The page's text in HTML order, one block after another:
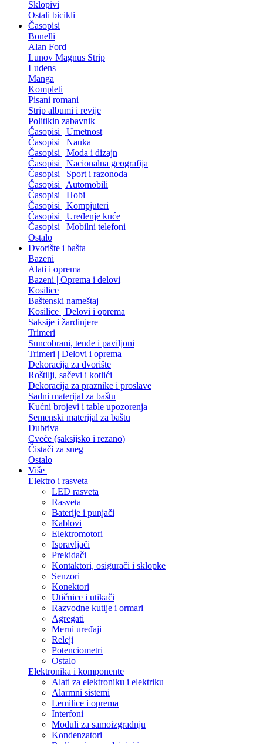
Sklopivi
Ostali bicikli
Časopisi
Bonelli
Alan Ford
Lunov Magnus Strip
Ludens
Manga
Kompleti
Pisani romani
Strip albumi i revije
Politikin zabavnik
Časopisi | Umetnost
Časopisi | Nauka
Časopisi | Moda i dizajn
Časopisi | Nacionalna geografija
Časopisi | Sport i razonoda
Časopisi | Automobili
Časopisi | Hobi
Časopisi | Kompjuteri
Časopisi | Uređenje kuće
Časopisi | Mobilni telefoni
Ostalo
Dvorište i bašta
Bazeni
Alati i oprema
Bazeni | Oprema i delovi
Kosilice
Baštenski nameštaj
Kosilice | Delovi i oprema
Saksije i žardinjere
Trimeri
Suncobrani, tende i paviljoni
Trimeri | Delovi i oprema
Dekoracija za dvorište
Roštilji, sačevi i kotlići
Dekoracija za praznike i proslave
Sadni materijal za baštu
Kućni brojevi i table upozorenja
Semenski materijal za baštu
Đubriva
Cveće (saksijsko i rezano)
Čistači za sneg
Ostalo
Više
Elektro i rasveta
LED rasveta
Rasveta
Baterije i punjači
Kablovi
Elektromotori
Ispravljači
Prekidači
Kontaktori, osigurači i sklopke
Senzori
Konektori
Utičnice i utikači
Razvodne kutije i ormari
Agregati
Merni uređaji
Releji
Potenciometri
Ostalo
Elektronika i komponente
Alati za elektroniku i elektriku
Alarmni sistemi
Lemilice i oprema
Interfoni
Moduli za samoizgradnju
Kondenzatori